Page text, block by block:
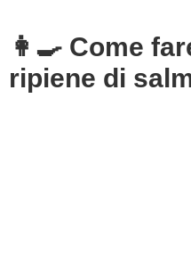
👩‍🍳 Come
ripiene di